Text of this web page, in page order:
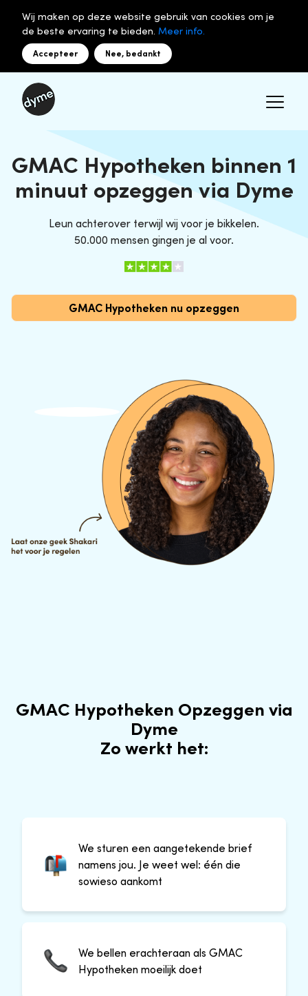
Wij maken op deze website gebruik van cookies om je
de beste ervaring te bieden. Meer info.
Accepteer Nee, bedankt
GMAC Hypotheken binnen 1
minuut opzeggen via Dyme
Leun achterover terwijl wij voor je bikkelen.
50.000 mensen gingen je al voor.
GMAC Hypotheken nu opzeggen
GMAC Hypotheken Opzeggen via
Dyme
Zo werkt het:
We sturen een aangetekende brief
namens jou. Je weet wel: één die
sowieso aankomt
We bellen erachteraan als GMAC
Hypotheken moeilijk doet